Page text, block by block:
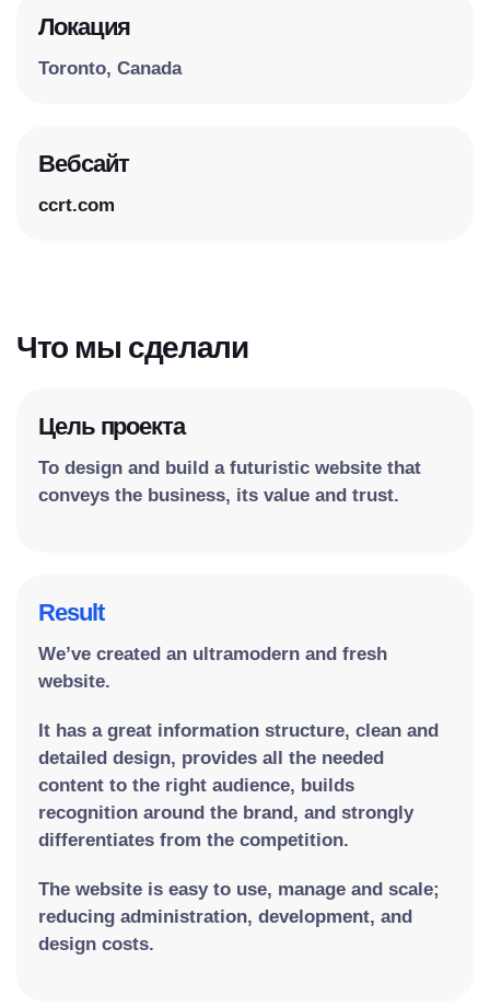
Локация
Toronto, Canada
Вебсайт
ccrt.com
Что мы сделали
Цель проекта
To design and build a futuristic website that
conveys the business, its value and trust.
Result
We’ve created an ultramodern and fresh
website.
It has a great information structure, clean and
detailed design, provides all the needed
content to the right audience, builds
recognition around the brand, and strongly
differentiates from the competition.
The website is easy to use, manage and scale;
reducing administration, development, and
design costs.